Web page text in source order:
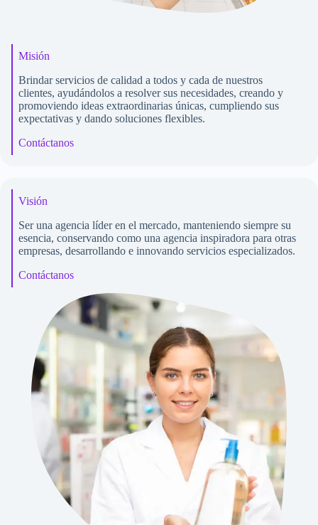
Misión
Brindar servicios de calidad a todos y cada de nuestros
clientes, ayudándolos a resolver sus necesidades, creando y
promoviendo ideas extraordinarias únicas, cumpliendo sus
expectativas y dando soluciones flexibles.
Contáctanos
Visión
Ser una agencia líder en el mercado, manteniendo siempre su
esencia, conservando como una agencia inspiradora para otras
empresas, desarrollando e innovando servicios especializados.
Contáctanos